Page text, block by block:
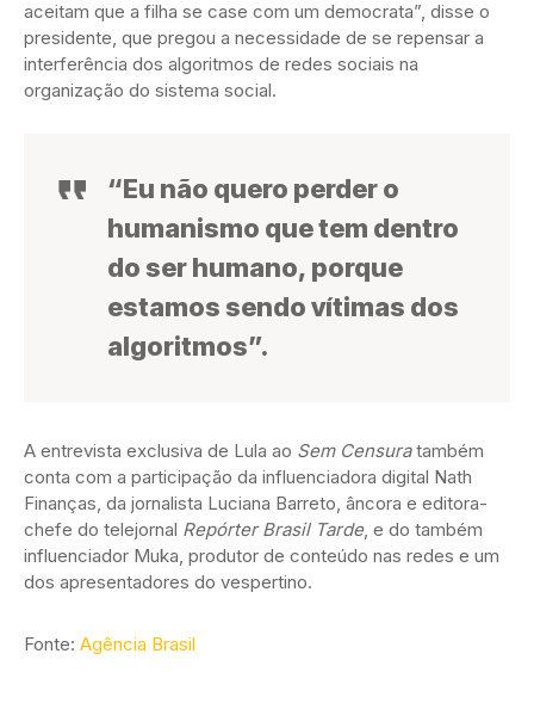
aceitam que a filha se case com um democrata”, disse o
presidente, que pregou a necessidade de se repensar a
interferência dos algoritmos de redes sociais na
organização do sistema social.
“Eu não quero perder o
humanismo que tem dentro
do ser humano, porque
estamos sendo vítimas dos
algoritmos”.
A entrevista exclusiva de Lula ao Sem Censuratambém
conta com a participação da influenciadora digital Nath
Finanças, da jornalista Luciana Barreto, âncora e editora-
chefe do telejornal Repórter Brasil Tarde, e do também
influenciador Muka, produtor de conteúdo nas redes e um
dos apresentadores do vespertino.
Fonte: Agência Brasil